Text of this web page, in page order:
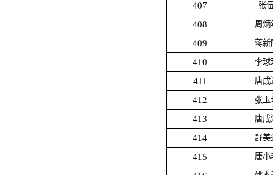
407 张
408 周炳
409 蒋新
410 李球
411 唐成
412 张玉
413 唐成
414 舒美
415 唐小